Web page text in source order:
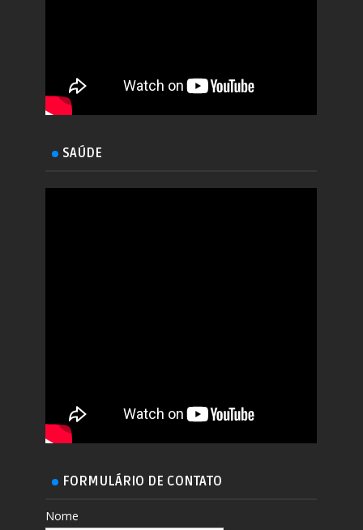
SAÚDE
FORMULÁRIO DE CONTATO
Nome